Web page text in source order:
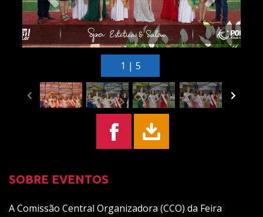
1 | 5
SOBRE EVENTOS
A Comissão Central Organizadora (CCO) da Feira